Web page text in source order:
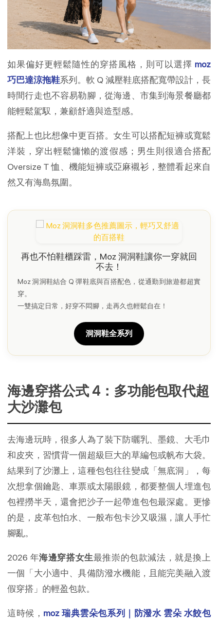
如果偏好更輕鬆隨性的穿搭風格，則可以選擇 moz
巧巴達涼拖鞋系列。軟 Q 減壓鞋底搭配寬帶設計，長
時間行走也不容易勒腳，從海邊、市集到海景餐廳都
能輕鬆駕馭，兼顧舒適與造型感。
搭配上也比想像中更百搭。女生可以搭配短褲或寬鬆
洋裝，穿出輕鬆慵懶的渡假感；男生則很適合搭配
Oversize T 恤、機能短褲或亞麻襯衫，整體看起來自
然又有海島氛圍。
再也不怕鞋櫃踩雷，Moz 洞洞鞋讓你一穿就回
不去！
Moz 洞洞鞋結合 Q 彈鞋底與百搭配色，從通勤到旅遊都超實
穿。
一雙搞定日常，好穿不悶腳，走再久也輕鬆自在！
洞洞鞋全系列
海邊穿搭公式 4：多功能包取代超
大沙灘包
去海邊玩時，很多人為了裝下防曬乳、墨鏡、大毛巾
和皮夾，習慣背一個超級巨大的草編包或帆布大袋。
結果到了沙灘上，這種包包往往變成「無底洞」，每
次想拿個鑰匙、車票或太陽眼鏡，都要整個人埋進包
包裡撈半天，還會把沙子一起帶進包包最深處。更慘
的是，皮革包怕水、一般布包卡沙又吸濕，讓人手忙
腳亂。
2026 年海邊穿搭女生最推崇的包款減法，就是換上
一個「大小適中、具備防潑水機能，且能完美融入渡
假穿搭」的輕盈包款。
這時候， moz 瑞典雲朵包系列｜防潑水 雲朵 水餃包